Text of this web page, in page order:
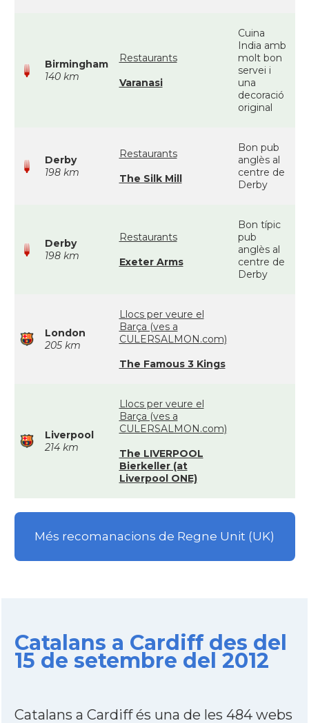
Birmingham
140 km
Restaurants
Varanasi
Cuina
India amb
molt bon
servei i
una
decoració
original
Derby
198 km
Restaurants
The Silk Mill
Bon pub
anglès al
centre de
Derby
Derby
198 km
Restaurants
Exeter Arms
Bon típic
pub
anglès al
centre de
Derby
London
205 km
Llocs per veure el
Barça (ves a
CULERSALMON.com)
The Famous 3 Kings
Liverpool
214 km
Llocs per veure el
Barça (ves a
CULERSALMON.com)
The LIVERPOOL
Bierkeller (at
Liverpool ONE)
Més recomanacions de Regne Unit (UK)
Catalans a Cardiff des del
15 de setembre del 2012
Catalans a Cardiff és una de les 484 webs